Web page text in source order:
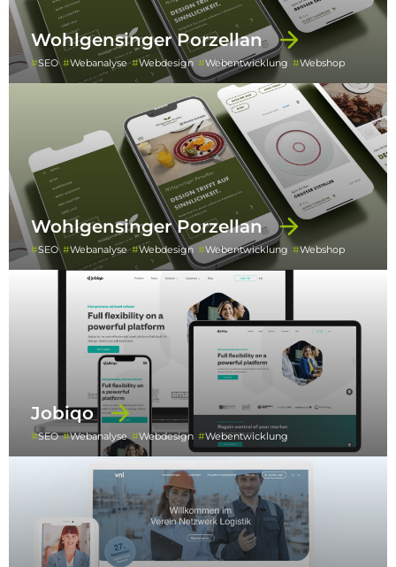
Wohlgensinger Porzellan
SEO Webanalyse Webdesign Webentwicklung Webshop
Wohlgensinger Porzellan
SEO Webanalyse Webdesign Webentwicklung Webshop
Jobiqo
SEO Webanalyse Webdesign Webentwicklung